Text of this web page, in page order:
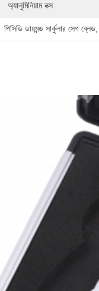
অ্যালুমিনিয়াম বক্স
পিসিডি ডায়মন্ড সার্কুলার সেগ ব্লেড